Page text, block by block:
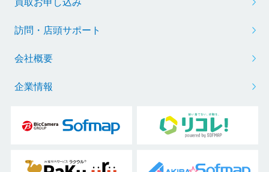
訪問・店頭サポート
会社概要
企業情報